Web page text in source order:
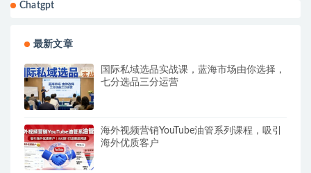
Chatgpt
最新文章
国际私域选品实战课，蓝海市场由你选择，
七分选品三分运营
海外视频营销YouTube油管系列课程，吸引
海外优质客户